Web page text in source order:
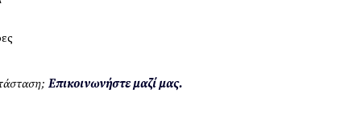
Επικοινωνήστε μαζί μας.